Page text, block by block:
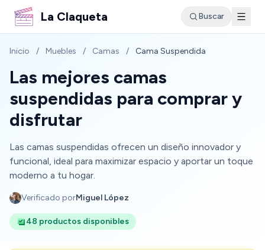
La Claqueta Buscar
Inicio / Muebles / Camas / Cama Suspendida
Las mejores camas
suspendidas para comprar y
disfrutar
Las camas suspendidas ofrecen un diseño innovador y
funcional, ideal para maximizar espacio y aportar un toque
moderno a tu hogar.
Verificado porMiguel López
48 productos disponibles